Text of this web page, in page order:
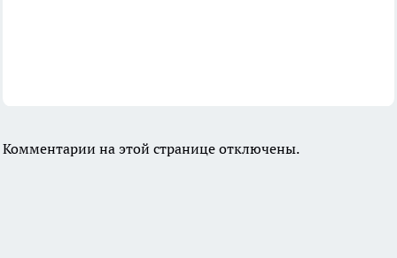
Комментарии на этой странице отключены.